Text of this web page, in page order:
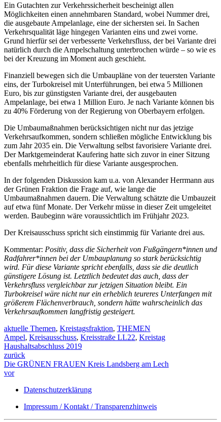
Ein Gutachten zur Verkehrssicherheit bescheinigt allen
Möglichkeiten einen annehmbaren Standard, wobei Nummer drei,
die ausgebaute Ampelanlage, eine der sichersten sei. In Sachen
Verkehrsqualität läge hingegen Varianten eins und zwei vorne.
Grund hierfür sei der verbesserte Verkehrsfluss, der bei Variante drei
natürlich durch die Ampelschaltung unterbrochen würde – so wie es
bei der Kreuzung im Moment auch geschieht.
Finanziell bewegen sich die Umbaupläne von der teuersten Variante
eins, der Turbokreisel mit Unterführungen, bei etwa 5 Millionen
Euro, bis zur günstigsten Variante drei, der ausgebauten
Ampelanlage, bei etwa 1 Million Euro. Je nach Variante können bis
zu 40% Förderung von der Regierung von Oberbayern erfolgen.
Die Umbaumaßnahmen berücksichtigen nicht nur das jetzige
Verkehrsaufkommen, sondern schließen mögliche Entwicklung bis
zum Jahr 2035 ein. Die Verwaltung selbst favorisiere Variante drei.
Der Marktgemeinderat Kaufering hatte sich zuvor in einer Sitzung
ebenfalls mehrheitlich für diese Variante ausgesprochen.
In der folgenden Diskussion kam u.a. von Alexander Herrmann aus
der Grünen Fraktion die Frage auf, wie lange die
Umbaumaßnahmen dauern. Die Verwaltung schätzte die Umbauzeit
auf etwa fünf Monate. Der Verkehr müsse in dieser Zeit umgeleitet
werden. Baubeginn wäre voraussichtlich im Frühjahr 2023.
Der Kreisausschuss spricht sich einstimmig für Variante drei aus.
Kommentar: Positiv, dass die Sicherheit von Fußgängern*innen und
Radfahrer*innen bei der Umbauplanung so stark berücksichtig
wird. Für diese Variante spricht ebenfalls, dass sie die deutlich
günstigere Lösung ist. Letztlich bedeutet das auch, dass der
Verkehrsfluss vergleichbar zur jetzigen Situation bleibt. Ein
Turbokreisel wäre nicht nur ein erheblich teureres Unterfangen mit
größerem Flächenverbrauch, sondern hätte wahrscheinlich das
Verkehrsaufkommen langfristig gesteigert.
aktuelle Themen, Kreistagsfraktion, THEMEN
Ampel, Kreisausschuss, Kreisstraße LL22, Kreistag
Haushaltsabschluss 2019
zurück
Die GRÜNEN FRAUEN Kreis Landsberg am Lech
vor
Datenschutzerklärung
Impressum / Kontakt / Transparenzhinweis